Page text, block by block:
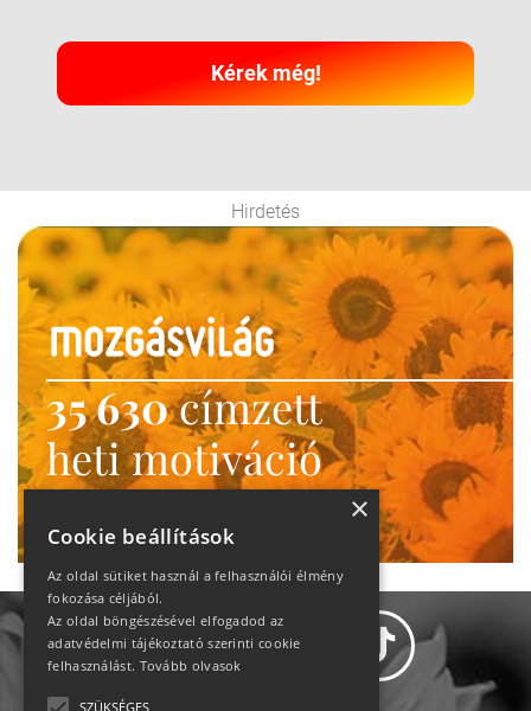
Kérek még!
Hirdetés
35 630címzett
heti motiváció
Ne maradj le!
×
Cookie beállítások
Az oldal sütiket használ a felhasználói élmény
fokozása céljából.
Az oldal böngészésével elfogadod az
adatvédelmi tájékoztató szerinti cookie
felhasználást. Tovább olvasok
SZÜKSÉGES